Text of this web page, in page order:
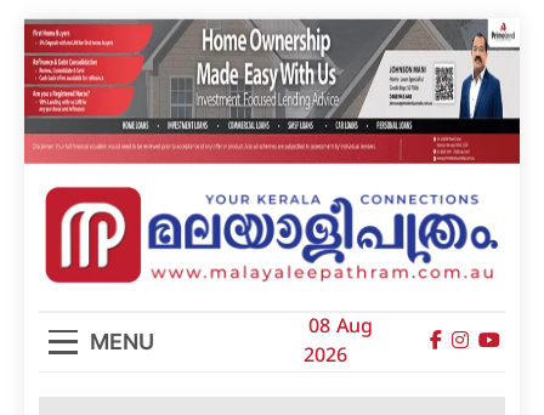
Skip
to
content
മലയാളിപത്രം
MENU
08 Aug
2026